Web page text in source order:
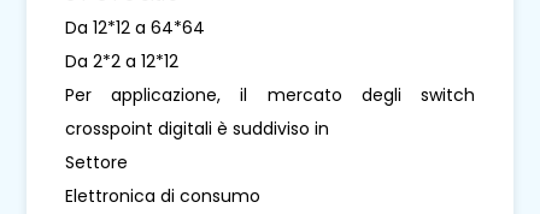
Da 12*12 a 64*64
Da 2*2 a 12*12
Per applicazione, il mercato degli switch
crosspoint digitali è suddiviso in
Settore
Elettronica di consumo